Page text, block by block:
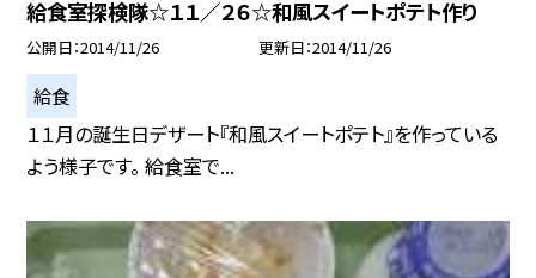
給食室探検隊☆１１／２６☆和風スイートポテト作り
公開日 2014/11/26 更新日 2014/11/26
給食
１１月の誕生日デザート『和風スイートポテト』を作っている
よう様子です。 給食室で...